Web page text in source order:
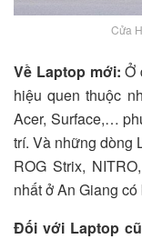
Cửa
Về Laptop mới: Ở
hiệu quen thuộc
Acer, Surface,…
trí. Và những dòng
ROG Strix,
nhất ở An Giang
Đối với Laptop